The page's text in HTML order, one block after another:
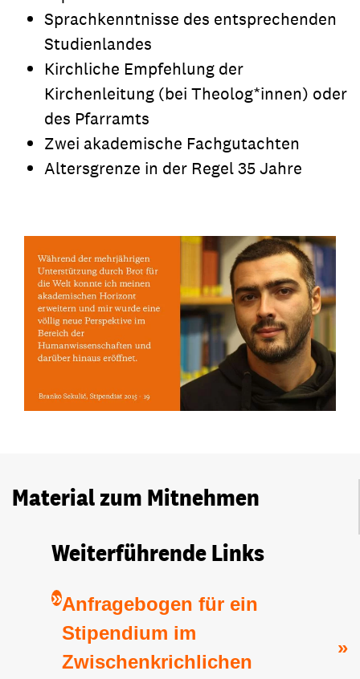
Sprachkenntnisse des entsprechenden
Studienlandes
Kirchliche Empfehlung der
Kirchenleitung (bei Theolog*innen) oder
des Pfarramts
Zwei akademische Fachgutachten
Altersgrenze in der Regel 35 Jahre
Material zum Mitnehmen
Weiterführende Links
Anfragebogen für ein
Stipendium im
Zwischenkrichlichen